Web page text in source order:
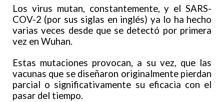
Los virus mutan, constantemente, y el SARS-
COV-2 (por sus siglas en inglés) ya lo ha hecho
varias veces desde que se detectó por primera
vez en Wuhan.
Estas mutaciones provocan, a su vez, que las
vacunas que se diseñaron originalmente pierdan
parcial o significativamente su eficacia con el
pasar del tiempo.